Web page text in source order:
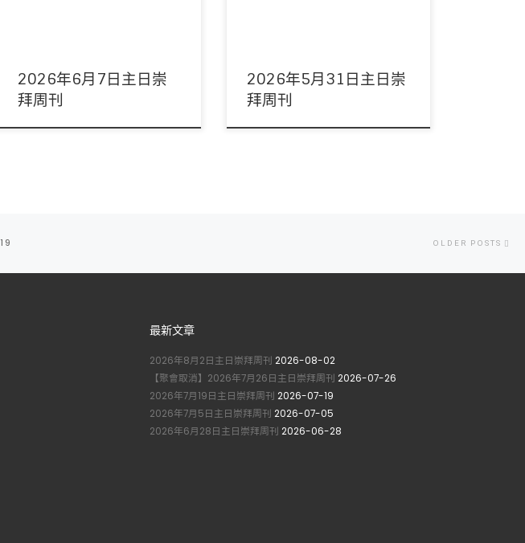
2026年6月7日主日崇
拜周刊
2026年5月31日主日崇
拜周刊
19 OLDER POSTS
最新文章
2026年8月2日主日崇拜周刊 2026-08-02
【聚會取消】2026年7月26日主日崇拜周刊 2026-07-26
2026年7月19日主日崇拜周刊 2026-07-19
2026年7月5日主日崇拜周刊 2026-07-05
2026年6月28日主日崇拜周刊 2026-06-28